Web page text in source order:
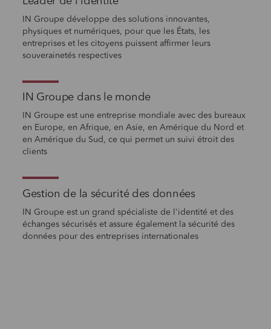
IN Groupe développe des solutions innovantes,
physiques et numériques, pour que les États, les
entreprises et les citoyens puissent affirmer leurs
souverainetés respectives
IN Groupe dans le monde
IN Groupe est une entreprise mondiale avec des bureaux
en Europe, en Afrique, en Asie, en Amérique du Nord et
en Amérique du Sud, ce qui permet un suivi étroit des
clients
Gestion de la sécurité des données
IN Groupe est un grand spécialiste de l'identité et des
échanges sécurisés et assure également la sécurité des
données pour des entreprises internationales